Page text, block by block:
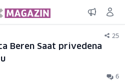
25
Beren Saat privedena
6